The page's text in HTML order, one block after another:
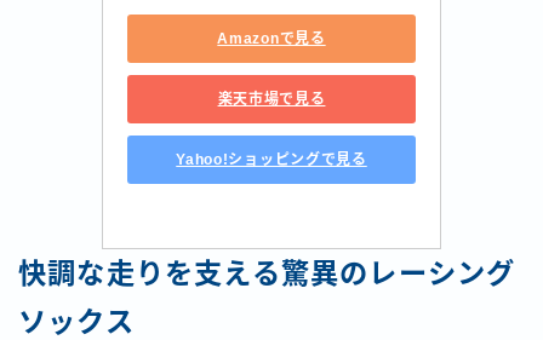
Amazonで見る
楽天市場で見る
Yahoo!ショッピングで見る
快調な走りを支える驚異のレーシング
ソックス